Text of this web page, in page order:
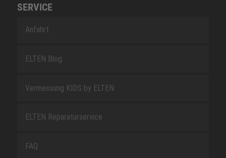
SERVICE
Anfahrt
ELTEN Blog
Vermessung KIDS by ELTEN
ELTEN Reparaturservice
FAQ